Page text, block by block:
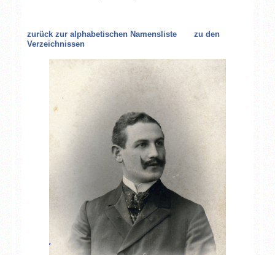
zurück zur alphabetischen Namensliste
zu den
Verzeichnissen